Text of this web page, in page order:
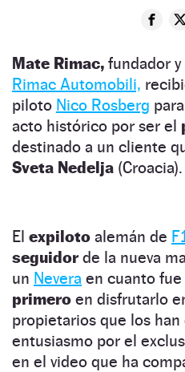
Mate Rimac, fundador
Rimac Automobili,
piloto Nico Rosberg
acto histórico por ser el
destinado a un cliente
Sveta Nedelja (Croacia).
El expiloto alemán de
seguidorde la nueva
un Nevera en cuanto
primero en disfrutarlo
propietarios que los han
entusiasmo por el
en el video que ha